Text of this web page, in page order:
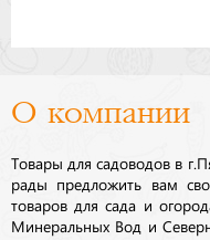
О компании
Товары для садоводов в
рады предложить вам
товаров для сада и
Минеральных Вод и